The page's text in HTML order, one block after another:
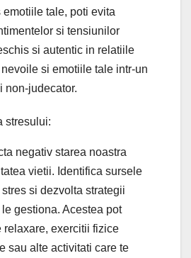
tale, poti evita
si tensiunilor
si autentic in relatiile
si emotiile tale intr-un
non-judecator.
stresului:
negativ starea noastra
vietii. Identifica sursele
si dezvolta strategii
gestiona. Acestea pot
relaxare, exercitii fizice
sau alte activitati care te